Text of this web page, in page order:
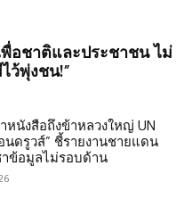
พื่อชาติและประชาชน ไม่
ว้พุ่งชน!”
หนังสือถึงข้าหลวงใหญ่ UN
นดรูวส์” ชี้รายงานชายแดน
ข้อมูลไม่รอบด้าน